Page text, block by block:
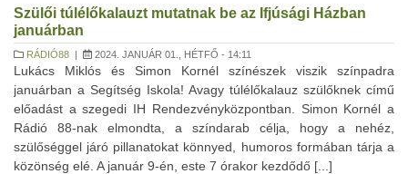
Szülői túlélőkalauzt mutatnak be az Ifjúsági Házban
januárban
RÁDIÓ88 | 2024. JANUÁR 01., HÉTFŐ - 14:11
Lukács Miklós és Simon Kornél színészek viszik színpadra
januárban a Segítség Iskola! Avagy túlélőkalauz szülőknek című
előadást a szegedi IH Rendezvényközpontban. Simon Kornél a
Rádió 88-nak elmondta, a színdarab célja, hogy a nehéz,
szülőséggel járó pillanatokat könnyed, humoros formában tárja a
közönség elé. A január 9-én, este 7 órakor kezdődő [...]